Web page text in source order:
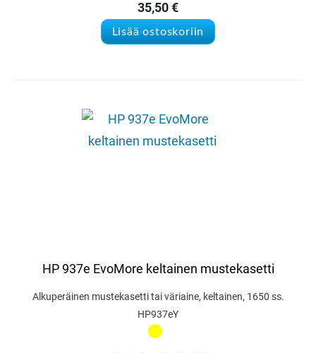
35,50€
Lisää ostoskoriin
HP 937e EvoMore keltainen mustekasetti
Alkuperäinen mustekasetti tai väriaine, keltainen, 1650 ss.
HP937eY